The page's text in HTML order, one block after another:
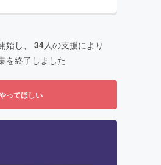
始し、 34人の支援により
を終了しました
ってほしい